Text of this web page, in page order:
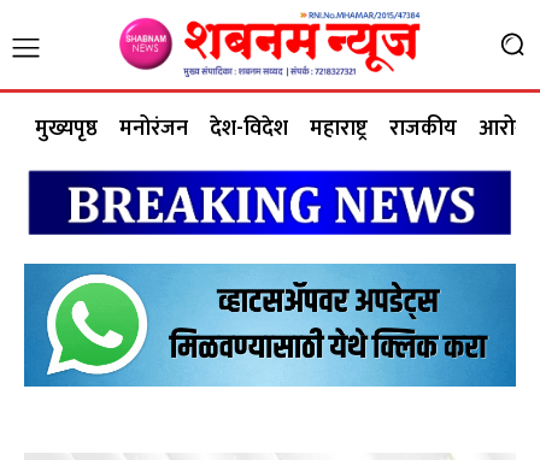
मुख्यपृष्ठ मनोरंजन देश-विदेश महाराष्ट्र राजकीय आरोग्य